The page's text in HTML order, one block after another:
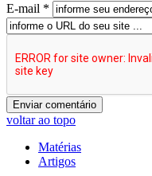
E-mail *
voltar ao topo
Matérias
Artigos